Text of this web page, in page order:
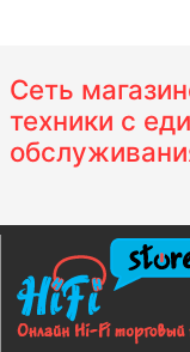
Сеть
техники с